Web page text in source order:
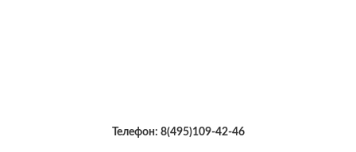
Телефон: 8(495)109-42-46